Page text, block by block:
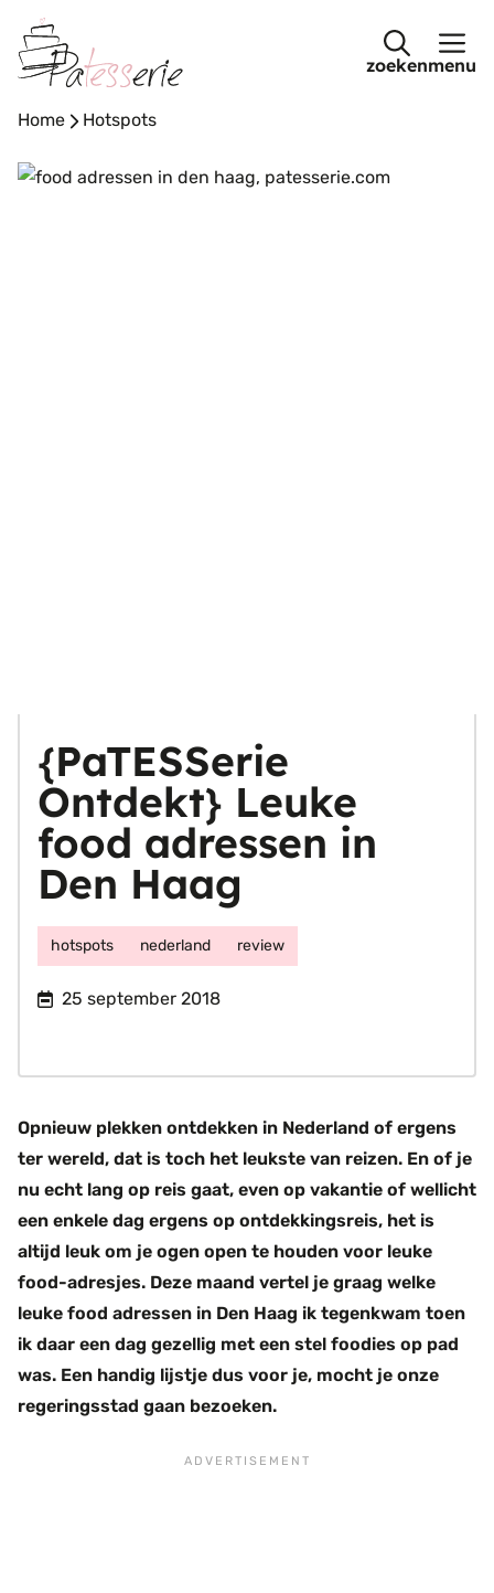
naar
de
menu
Home - Hotspots
{PaTESSerie
Ontdekt} Leuke
food adressen in
Den Haag
hotspots nederland review
25 september 2018
Opnieuw plekken ontdekken in Nederland of ergens
ter wereld, dat is toch het leukste van reizen. En of je
nu echt lang op reis gaat, even op vakantie of wellicht
een enkele dag ergens op ontdekkingsreis, het is
altijd leuk om je ogen open te houden voor leuke
food-adresjes. Deze maand vertel je graag welke
leuke food adressen in Den Haag ik tegenkwam toen
ik daar een dag gezellig met een stel foodies op pad
was. Een handig lijstje dus voor je, mocht je onze
regeringsstad gaan bezoeken.